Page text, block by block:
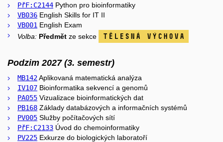
PřF:C2144 Python pro bioinformatiky
VB036 English Skills for IT II
VB001 English Exam
Volba: Předmět ze sekce Tělesná výchova
Podzim 2027 (3. semestr)
MB142Aplikovaná matematická analýza
IV107 Bioinformatika sekvencí a genomů
PA055 Vizualizace bioinformatických dat
PB168 Základy databázových a informačních systémů
PV005 Služby počítačových sítí
PřF:C2133 Úvod do chemoinformatiky
PV225 Exkurze do biologických laboratoří